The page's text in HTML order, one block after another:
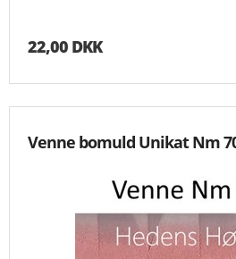
22,00 DKK
Venne bomuld Unikat Nm